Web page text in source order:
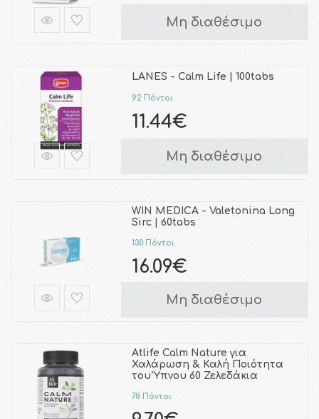
Μη διαθέσιμο
LANES - Calm Life | 100tabs
92 Πόντοι
11.44€
Μη διαθέσιμο
WIN MEDICA - Valetonina Long
Sirc | 60tabs
130 Πόντοι
16.09€
Μη διαθέσιμο
Atlife Calm Nature για
Χαλάρωση & Καλή Ποιότητα
του Ύπνου 60 Ζελεδάκια
78 Πόντοι